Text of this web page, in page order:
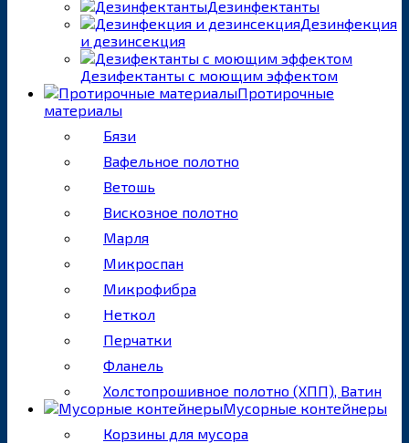
Дезинфектанты
Дезинфекция
и дезинсекция
Дезифектанты с моющим эффектом
Протирочные
материалы
Бязи
Вафельное полотно
Ветошь
Вискозное полотно
Марля
Микроспан
Микрофибра
Неткол
Перчатки
Фланель
Холстопрошивное полотно (ХПП), Ватин
Мусорные контейнеры
Корзины для мусора